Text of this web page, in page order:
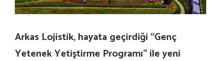
Arkas Lojistik, hayata geçirdiği “Genç
Yetenek Yetiştirme Programı” ile yeni